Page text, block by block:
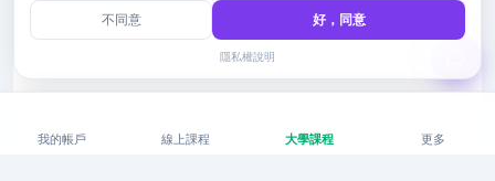
我的帳戶 線上課程 大學課程 更多
不同意 好，同意
隱私權說明